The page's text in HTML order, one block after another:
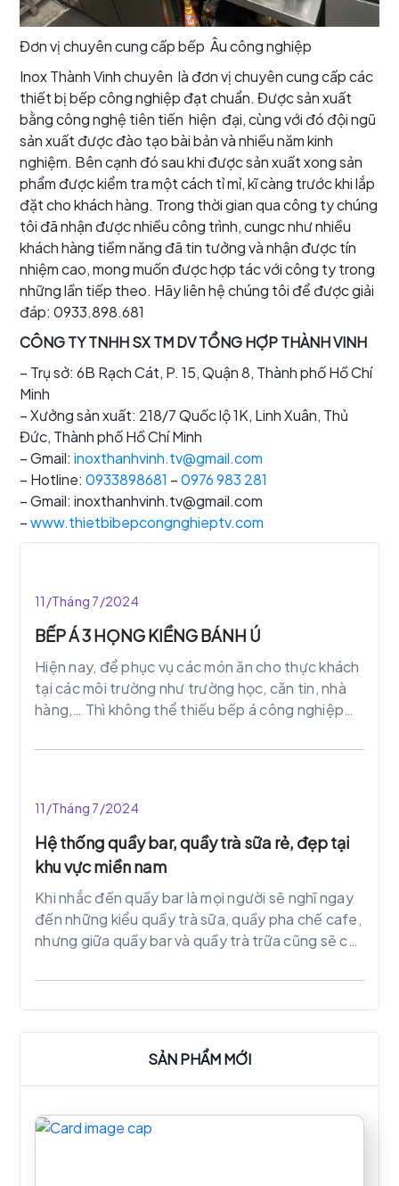
Đơn vị chuyên cung cấp bếp Âu công nghiệp
Inox Thành Vinh chuyên là đơn vị chuyên cung cấp các
thiết bị bếp công nghiệp đạt chuẩn. Được sản xuất
bằng công nghệ tiên tiến hiện đại, cùng với đó đội ngũ
sản xuất được đào tạo bài bản và nhiều năm kinh
nghiệm. Bên cạnh đó sau khi được sản xuất xong sản
phẩm được kiểm tra một cách tỉ mỉ, kĩ càng trước khi lắp
đặt cho khách hàng. Trong thời gian qua công ty chúng
tôi đã nhận được nhiều công trình, cungc như nhiều
khách hàng tiềm năng đã tin tưởng và nhận được tín
nhiệm cao, mong muốn được hợp tác với công ty trong
những lần tiếp theo. Hãy liên hệ chúng tôi để được giải
đáp: 0933.898.681
CÔNG TY TNHH SX TM DV TỔNG HỢP THÀNH VINH
– Trụ sở: 6B Rạch Cát, P. 15, Quận 8, Thành phố Hồ Chí
Minh
– Xưởng sản xuất: 218/7 Quốc lộ 1K, Linh Xuân, Thủ
Đức, Thành phố Hồ Chí Minh
– Gmail: inoxthanhvinh.tv@gmail.com
– Hotline: 0933898681 –0976 983 281
– Gmail: inoxthanhvinh.tv@gmail.com
–www.thietbibepcongnghieptv.com
11/Tháng 7/2024
BẾP Á 3 HỌNG KIỀNG BÁNH Ú
Hiện nay, để phục vụ các món ăn cho thực khách
tại các môi trường như trường học, căn tin, nhà
hàng,… Thì không thể thiếu bếp á công nghiệp
chọn phù hợp.
11/Tháng 7/2024
Hệ thống quầy bar, quầy trà sữa rẻ, đẹp tại
khu vực miền nam
Khi nhắc đến quầy bar là mọi người sẽ nghĩ ngay
đến những kiểu quầy trà sữa, quầy pha chế cafe,
nhưng giữa quầy bar và quầy trà trữa cũng sẽ có
mỗi quầy.
SẢN PHẨM MỚI